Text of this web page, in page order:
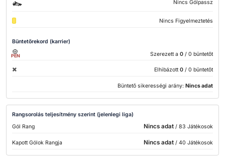
Nincs Gólpassz
Nincs Figyelmeztetés
Büntetőrekord (karrier)
PEN Szerezett a 0 / 0 büntetőt
Elhibázott 0 / 0 büntetőt
Büntető sikerességi arány: Nincs adat
Rangsorolás teljesítmény szerint (jelenlegi liga)
Gól Rang
Nincs adat/ 83 Játékosok
Kapott Gólok Rangja Nincs adat/ 40 Játékosok